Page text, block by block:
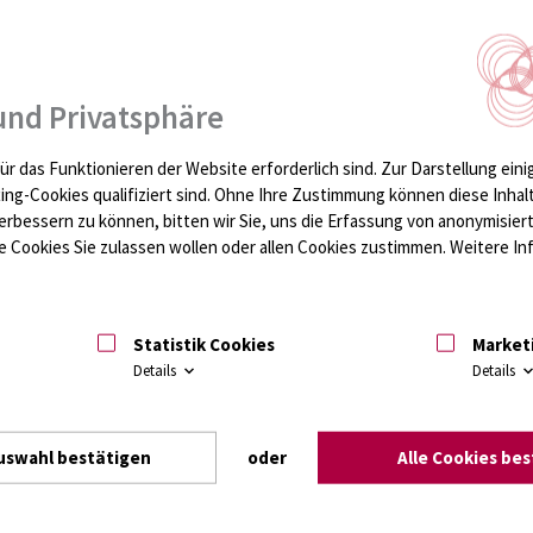
der
am Donnerstag,
Erlangen. Paula
(18) untersuchen in
Mit dabei ist
entwickelt einen
Klüß, Leiter der
im
Rostock.
in dem er
Dort durften
Hüftgelenken
um zu
und welchen
Paula. Dafür
lang mit einem
und das
Paula. Die
Privatsphäre
das Funktionieren der Website erforderlich sind. Zur Darstellung
Cookies qualifiziert sind. Ohne Ihre Zustimmung können diese
zu können, bitten wir Sie, uns die Erfassung von
Cookies Sie zulassen wollen oder allen Cookies zustimmen. Weitere
Statistik Cookies
Details Details
bestätigen oder Alle Cookies